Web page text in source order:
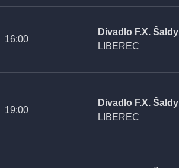
16:00
Divadlo F.X. Šaldy
LIBEREC
19:00
Divadlo F.X. Šaldy
LIBEREC